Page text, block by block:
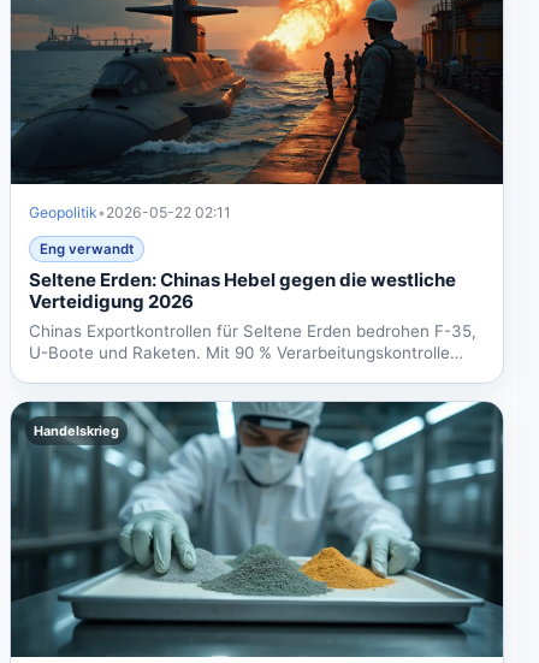
Geopolitik• 2026-05-22 02:11
Eng verwandt
Seltene Erden: Chinas Hebel gegen die westliche
Verteidigung 2026
Chinas Exportkontrollen für Seltene Erden bedrohen F-35,
U-Boote und Raketen. Mit 90 % Verarbeitungskontrolle
Handelskrieg